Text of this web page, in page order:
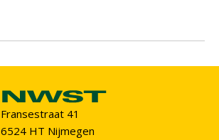
Fransestraat 41
6524 HT Nijmegen